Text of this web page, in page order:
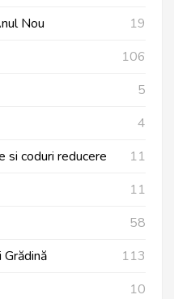
Nou
19
106
5
4
si coduri reducere
11
11
58
113
10